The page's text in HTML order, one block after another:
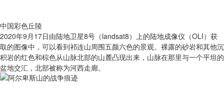
中国彩色丘陵
2020年9月17日由陆地卫星8号（landsat8）上的陆地成像仪（OLI）获
取的图像中，可以看到祁连山周围五颜六色的景观。裸露的砂岩和其他沉
积岩的红色和棕色从山脉北部的山麓凸现出来，山脉在那里与一个平坦的
盆地交汇，北部被称为河西走廊。